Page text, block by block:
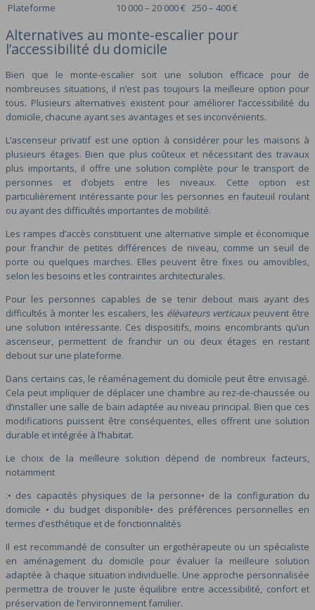
Plateforme
10 000 – 20 000 € 250 – 400 €
Alternatives au monte-escalier pour
l’accessibilité du domicile
Bien que le monte-escalier soit une solution efficace pour de
nombreuses situations, il n’est pas toujours la meilleure option pour
tous. Plusieurs alternatives existent pour améliorer l’accessibilité du
domicile, chacune ayant ses avantages et ses inconvénients.
L’ascenseur privatif est une option à considérer pour les maisons à
plusieurs étages. Bien que plus coûteux et nécessitant des travaux
plus importants, il offre une solution complète pour le transport de
personnes et d’objets entre les niveaux. Cette option est
particulièrement intéressante pour les personnes en fauteuil roulant
ou ayant des difficultés importantes de mobilité.
Les rampes d’accès constituent une alternative simple et économique
pour franchir de petites différences de niveau, comme un seuil de
porte ou quelques marches. Elles peuvent être fixes ou amovibles,
selon les besoins et les contraintes architecturales.
Pour les personnes capables de se tenir debout mais ayant des
difficultés à monter les escaliers, les élévateurs verticaux peuvent être
une solution intéressante. Ces dispositifs, moins encombrants qu’un
ascenseur, permettent de franchir un ou deux étages en restant
debout sur une plateforme.
Dans certains cas, le réaménagement du domicile peut être envisagé.
Cela peut impliquer de déplacer une chambre au rez-de-chaussée ou
d’installer une salle de bain adaptée au niveau principal. Bien que ces
modifications puissent être conséquentes, elles offrent une solution
durable et intégrée à l’habitat.
Le choix de la meilleure solution dépend de nombreux facteurs,
notamment
:• des capacités physiques de la personne• de la configuration du
domicile • du budget disponible• des préférences personnelles en
termes d’esthétique et de fonctionnalités
Il est recommandé de consulter un ergothérapeute ou un spécialiste
en aménagement du domicile pour évaluer la meilleure solution
adaptée à chaque situation individuelle. Une approche personnalisée
permettra de trouver le juste équilibre entre accessibilité, confort et
préservation de l’environnement familier.